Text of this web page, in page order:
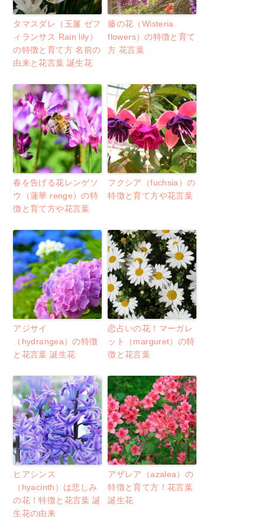
タマスダレ（玉簾 ゼフ
ィランサス Rain lily）
の特徴と育て方 名前の
由来と花言葉 誕生花
藤の花（Wisteria
flowers）の特徴と育て
方 花言葉
春を告げる花レンゲソ
ウ（蓮華 renge）の特
徴と育て方や花言葉
フクシア（fuchsia）の
特徴と育て方や花言葉
アジサイ
（hydrangea）の特徴
と花言葉 誕生花
恋占いの花！マーガレ
ット（marguret）の特
徴と花言葉
ヒアシンス
（hyacinth）は悲しみ
の花！特徴と花言葉 誕
生花の由来
アザレア（azalea）の
特徴と育て方！花言葉
誕生花